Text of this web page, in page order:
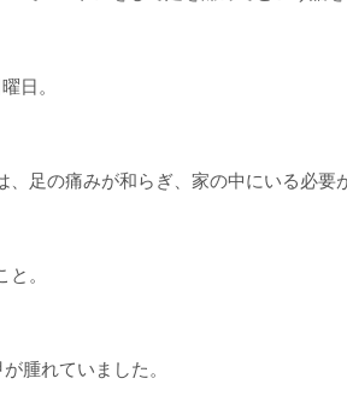
日。
、足の痛みが和らぎ、家の中にいる必要
。
腫れていました。